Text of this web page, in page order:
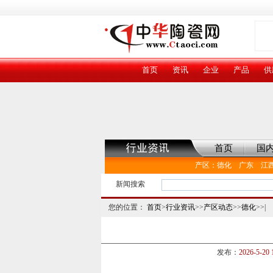
首页 资讯 企业 产品
首页 国
产区 ： 德化 广东 江
新闻搜索
您的位置： 首页>行业资讯>>产区动态>>德化>>|
发布： 2026-5-20